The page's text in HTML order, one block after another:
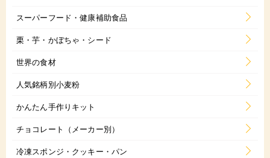
スーパーフード・健康補助食品
栗・芋・かぼちゃ・シード
世界の食材
人気銘柄別小麦粉
かんたん手作りキット
チョコレート（メーカー別）
冷凍スポンジ・クッキー・パン